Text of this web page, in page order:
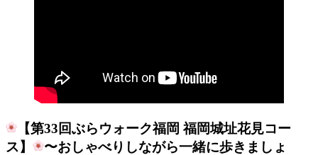
【第33回ぶらウォーク福岡 福岡城址花見コー
ス】
〜おしゃべりしながら一緒に歩きましょ